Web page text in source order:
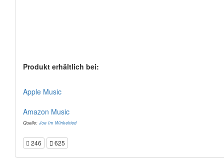
Produkt erhältlich bei:
Apple Music
Amazon Music
Quelle: Joe Im Winkelried
246 625